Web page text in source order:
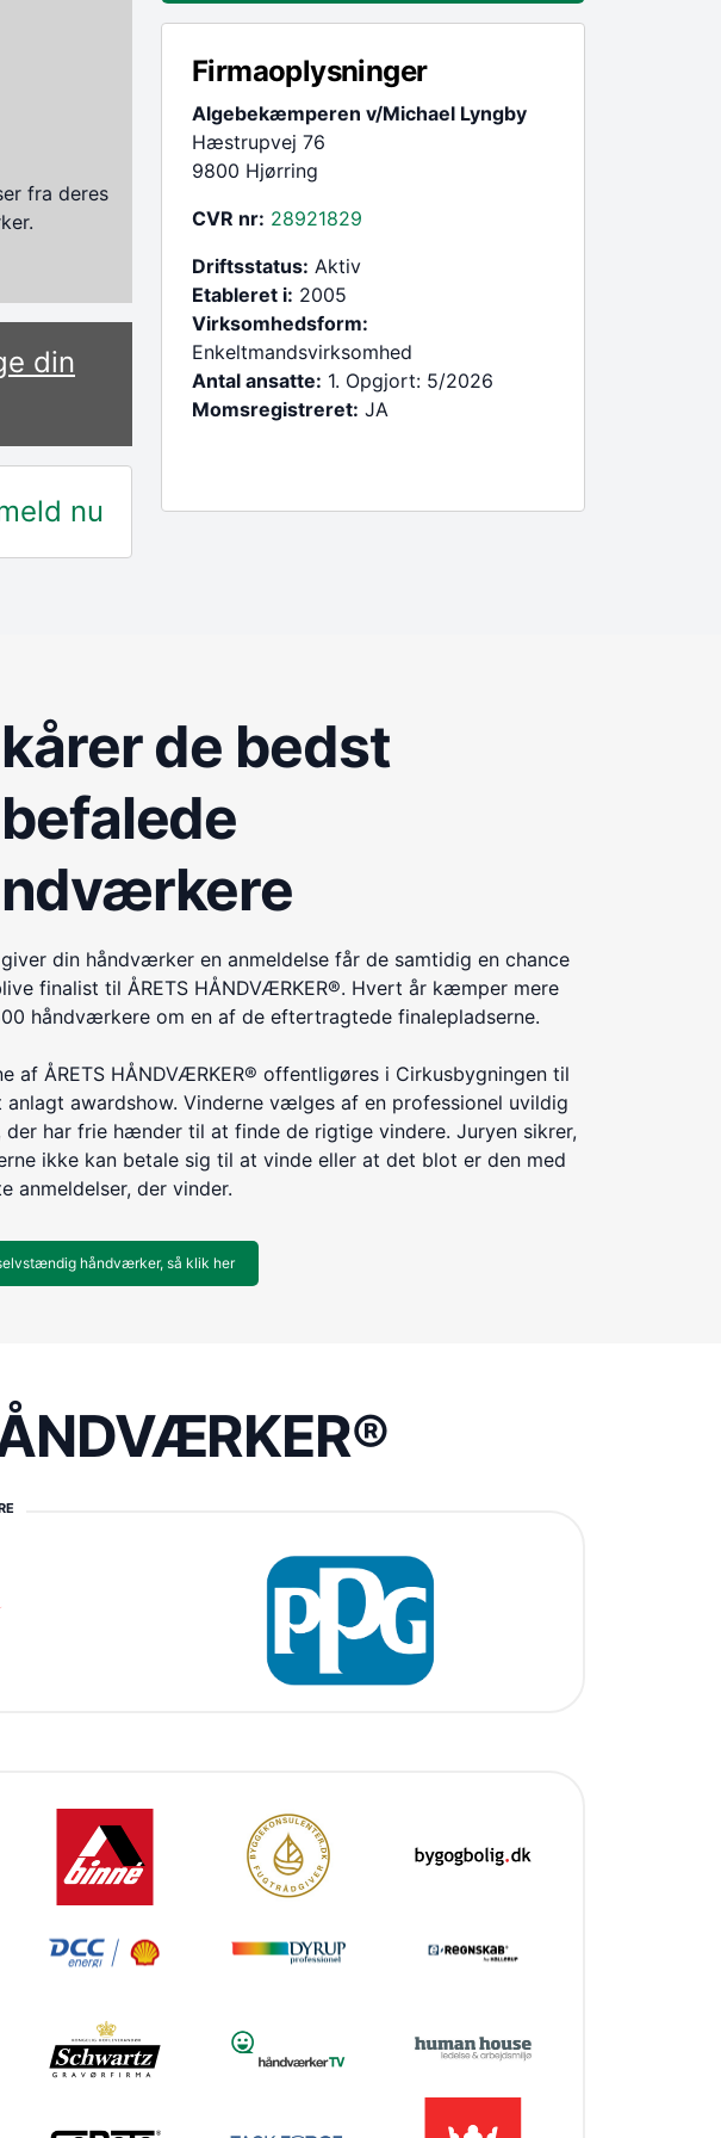
fra deres
din
nu
Firmaoplysninger
Algebekæmperen v/Michael Lyngby
Hæstrupvej 76
9800 Hjørring
CVR nr: 28921829
Driftsstatus: Aktiv
Etableret i: 2005
Virksomhedsform:
Enkeltmandsvirksomhed
Antal ansatte: 1. Opgjort: 5/2026
Momsregistreret: JA
de bedst
din håndværker en anmeldelse får de samtidig en chance
finalist til ÅRETS HÅNDVÆRKER®. Hvert år kæmper mere
håndværkere om en af de eftertragtede finalepladserne.
af ÅRETS HÅNDVÆRKER® offentligøres i Cirkusbygningen til
awardshow. Vinderne vælges af en professionel uvildig
der har frie hænder til at finde de rigtige vindere. Juryen sikrer,
ikke kan betale sig til at vinde eller at det blot er den med
anmeldelser, der vinder.
håndværker, så klik her